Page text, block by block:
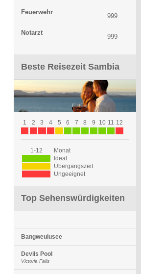
Feuerwehr
999
Notarzt
999
Beste Reisezeit Sambia
1 2 3 4 5 6 7 8 9 10 11 12
1-12
Monat
Ideal
Übergangszeit
Ungeeignet
Top Sehenswürdigkeiten
Bangweulusee
Devils Pool
Victoria Falls